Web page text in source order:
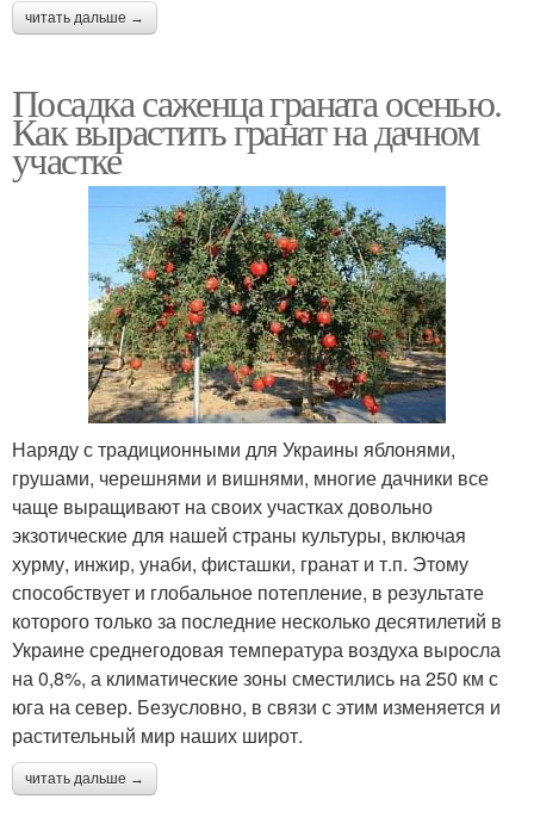
читать дальше →
Посадка саженца граната осенью.
Как вырастить гранат на дачном
участке
Наряду с традиционными для Украины яблонями,
грушами, черешнями и вишнями, многие дачники все
чаще выращивают на своих участках довольно
экзотические для нашей страны культуры, включая
хурму, инжир, унаби, фисташки, гранат и т.п. Этому
способствует и глобальное потепление, в результате
которого только за последние несколько десятилетий в
Украине среднегодовая температура воздуха выросла
на 0,8%, а климатические зоны сместились на 250 км с
юга на север. Безусловно, в связи с этим изменяется и
растительный мир наших широт.
читать дальше →